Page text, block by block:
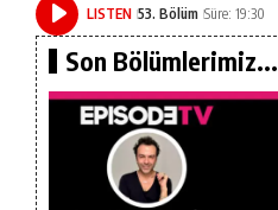
LISTEN 53. Bölüm Süre: 19:30
Son Bölümlerimiz...